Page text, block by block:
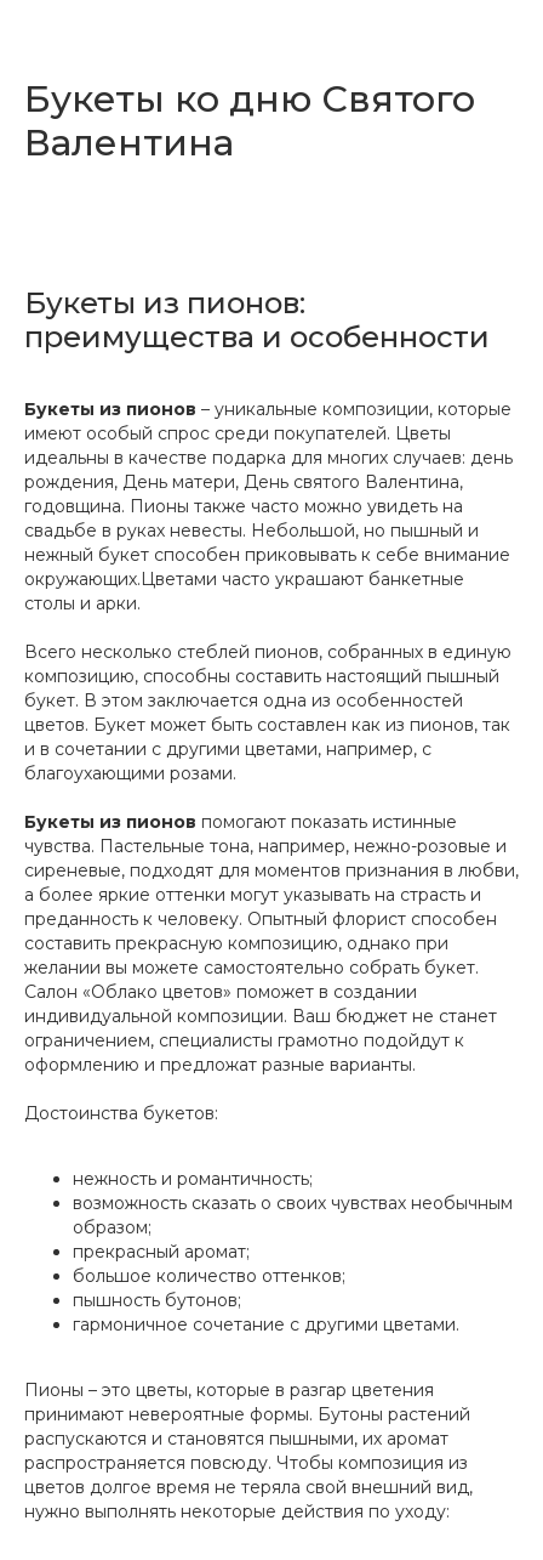
Букеты ко дню Святого
Валентина
Букеты из пионов:
преимущества и особенности
Букеты из пионов – уникальные композиции, которые
имеют особый спрос среди покупателей. Цветы
идеальны в качестве подарка для многих случаев: день
рождения, День матери, День святого Валентина,
годовщина. Пионы также часто можно увидеть на
свадьбе в руках невесты. Небольшой, но пышный и
нежный букет способен приковывать к себе внимание
окружающих.Цветами часто украшают банкетные
столы и арки.
Всего несколько стеблей пионов, собранных в единую
композицию, способны составить настоящий пышный
букет. В этом заключается одна из особенностей
цветов. Букет может быть составлен как из пионов, так
и в сочетании с другими цветами, например, с
благоухающими розами.
Букеты из пионов помогают показать истинные
чувства. Пастельные тона, например, нежно-розовые и
сиреневые, подходят для моментов признания в любви,
а более яркие оттенки могут указывать на страсть и
преданность к человеку. Опытный флорист способен
составить прекрасную композицию, однако при
желании вы можете самостоятельно собрать букет.
Салон «Облако цветов» поможет в создании
индивидуальной композиции. Ваш бюджет не станет
ограничением, специалисты грамотно подойдут к
оформлению и предложат разные варианты.
Достоинства букетов:
нежность и романтичность;
возможность сказать о своих чувствах необычным
образом;
прекрасный аромат;
большое количество оттенков;
пышность бутонов;
гармоничное сочетание с другими цветами.
Пионы – это цветы, которые в разгар цветения
принимают невероятные формы. Бутоны растений
распускаются и становятся пышными, их аромат
распространяется повсюду. Чтобы композиция из
цветов долгое время не теряла свой внешний вид,
нужно выполнять некоторые действия по уходу: